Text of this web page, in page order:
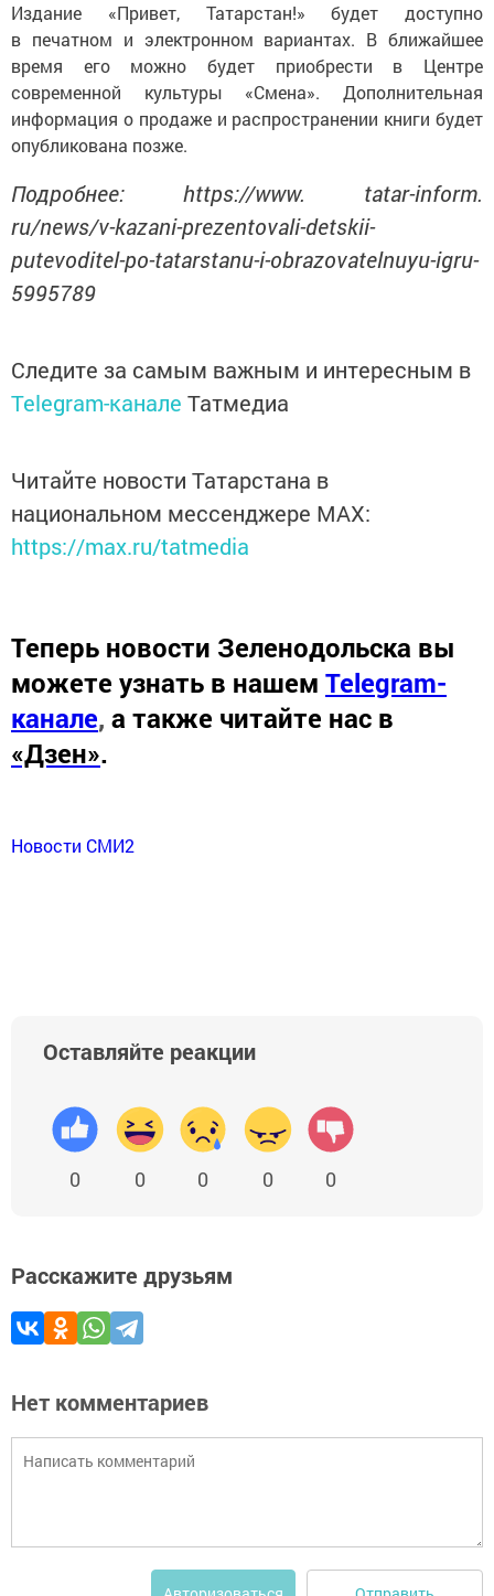
Издание «Привет, Татарстан!» будет доступно
в печатном и электронном вариантах. В ближайшее
время его можно будет приобрести в Центре
современной культуры «Смена». Дополнительная
информация о продаже и распространении книги будет
опубликована позже.
Подробнее: https://www. tatar-inform.
ru/news/v-kazani-prezentovali-detskii-
putevoditel-po-tatarstanu-i-obrazovatelnuyu-igru-
5995789
Следите за самым важным и интересным в
Telegram-канале Татмедиа
Читайте новости Татарстана в
национальном мессенджере MАХ:
https://max.ru/tatmedia
Теперь новости Зеленодольска вы
можете узнать в нашем Telegram-
канале, а также читайте нас в
«Дзен».
Новости СМИ2
Оставляйте реакции
0 0 0 0 0
Расскажите друзьям
Нет комментариев